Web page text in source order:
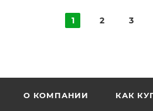
1 2 3
О КОМПАНИИ КАК